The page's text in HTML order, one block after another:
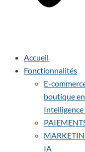
Accueil
Fonctionnalités
E-
boutique
IA